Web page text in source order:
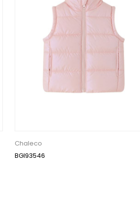
Chaleco
BGI93546